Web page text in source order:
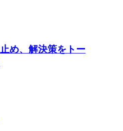
め、解決策をトー